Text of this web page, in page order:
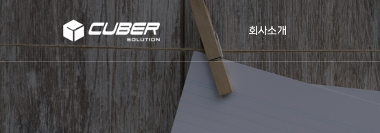
회사소개